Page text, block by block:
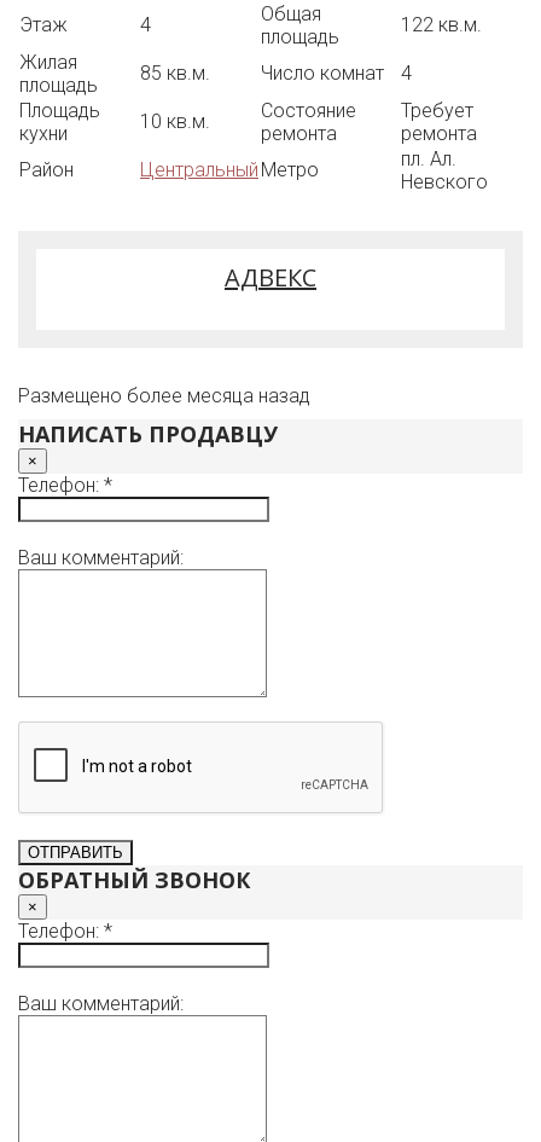
Этаж 4
Общая
площадь
122 кв.м.
Жилая
площадь
85 кв.м. Число комнат
4
Площадь
кухни
10 кв.м.
Состояние
ремонта
Требует
ремонта
Район
Центральный Метро
пл. Ал.
Невского
АДВЕКС
Размещено более месяца назад
НАПИСАТЬ ПРОДАВЦУ
×
Телефон: *
Ваш комментарий:
ОБРАТНЫЙ ЗВОНОК
×
Телефон: *
Ваш комментарий: